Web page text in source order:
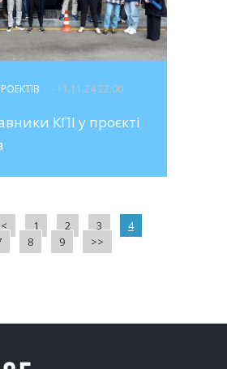
- 11.11.24 22:00
КПІ у проєкті
1 2 3
4
8 9
>>